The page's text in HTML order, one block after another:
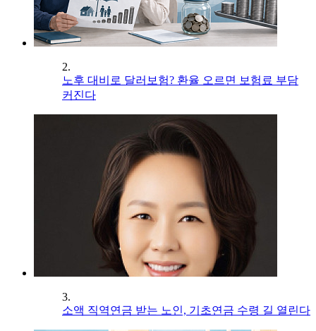
2.
노후 대비로 달러보험? 환율 오르면 보험료 부담
커진다
3.
소액 직역연금 받는 노인, 기초연금 수령 길 열린다